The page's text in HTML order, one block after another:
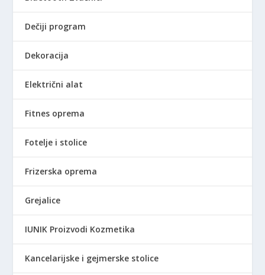
Dečiji program
Dekoracija
Električni alat
Fitnes oprema
Fotelje i stolice
Frizerska oprema
Grejalice
IUNIK Proizvodi Kozmetika
Kancelarijske i gejmerske stolice